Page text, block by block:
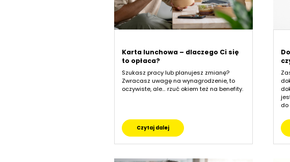
Karta lunchowa – dlaczego Ci się
to opłaca?
Szukasz pracy lub planujesz zmianę?
Zwracasz uwagę na wynagrodzenie, to
oczywiste, ale… rzuć okiem też na benefity.
Czytaj dalej
do